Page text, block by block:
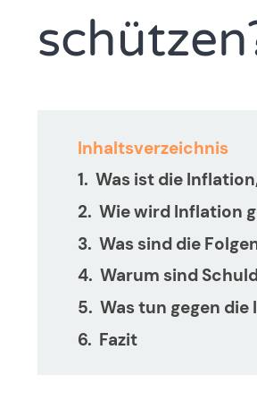
Inhaltsverzeichnis
Was ist die
Wie wird Inflation
Was sind die
Warum sind
Was tun gegen die
Fazit